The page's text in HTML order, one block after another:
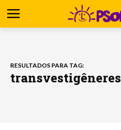
RESULTADOS PARA TAG:
transvestigêneres